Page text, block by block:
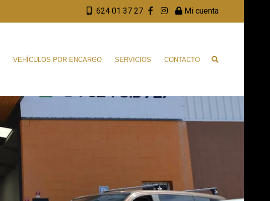
624 01 37 27 Mi cuenta
VEHÍCULOS POR ENCARGO SERVICIOS CONTACTO